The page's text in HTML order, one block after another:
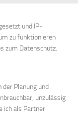
und IP-
zu funktionieren
zum Datenschutz.
Planung und
unzulässig
ich als Partner